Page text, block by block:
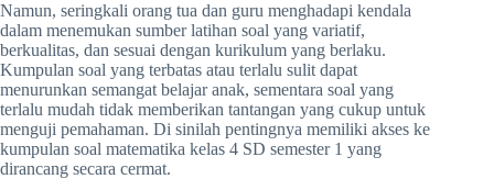
Namun, seringkali orang tua dan guru menghadapi kendala
dalam menemukan sumber latihan soal yang variatif,
berkualitas, dan sesuai dengan kurikulum yang berlaku.
Kumpulan soal yang terbatas atau terlalu sulit dapat
menurunkan semangat belajar anak, sementara soal yang
terlalu mudah tidak memberikan tantangan yang cukup untuk
menguji pemahaman. Di sinilah pentingnya memiliki akses ke
kumpulan soal matematika kelas 4 SD semester 1 yang
dirancang secara cermat.